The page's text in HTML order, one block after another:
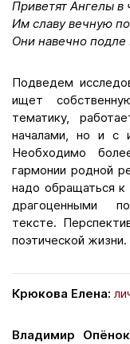
Приветят Ангелы в
Им славу вечную
Они навечно подле
Подведем
ищет
тематику,
началами, но и с
Необходимо
гармонии родной
надо обращаться
драгоценными
тексте.
поэтической жизни.
Крюкова Елена:
Владимир Опёнок